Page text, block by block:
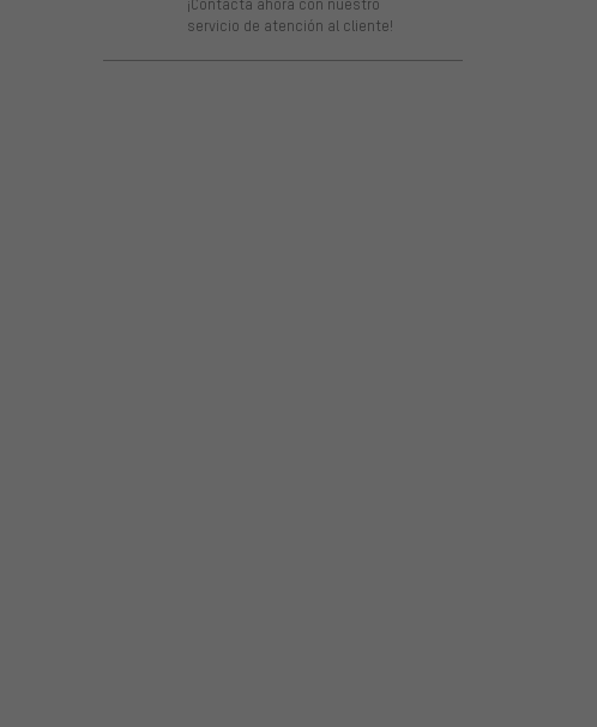
¡Contacta ahora con nuestro
servicio de atención al cliente!